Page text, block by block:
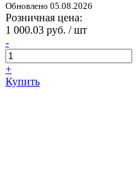
Обновлено 05.08.2026
Розничная цена:
1 000.03 руб. / шт
-
+
Купить